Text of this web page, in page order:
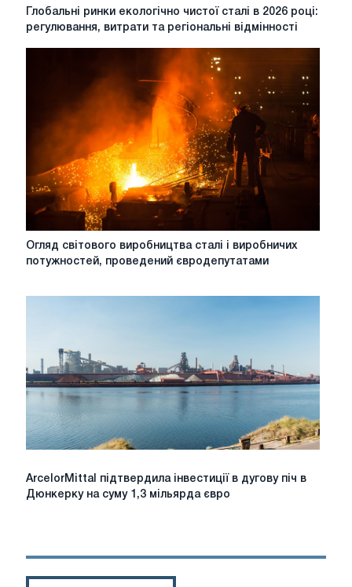
Глобальні
регулювання,
регіональні
відмінності
Глобальні ринки екологічно чистої сталі в 2026 році:
регулювання, витрати та регіональні відмінності
Огляд
світового
проведений
євродепутатами
Огляд світового виробництва сталі і виробничих
потужностей, проведений євродепутатами
ArcelorMittal
підтвердила
піч
ArcelorMittal підтвердила інвестиції в дугову піч в
Дюнкерку на суму 1,3 мільярда євро